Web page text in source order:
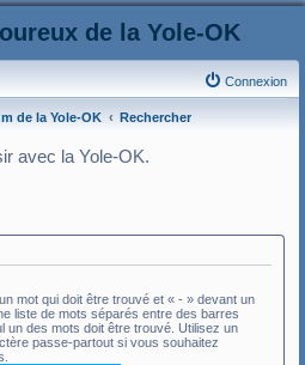
de la Yole-OK
Connexion
de la Yole-OK Rechercher
avec la Yole-OK.
mot qui doit être trouvé et « - » devant un
liste de mots séparés entre des barres
un des mots doit être trouvé. Utilisez un
passe-partout si vous souhaitez